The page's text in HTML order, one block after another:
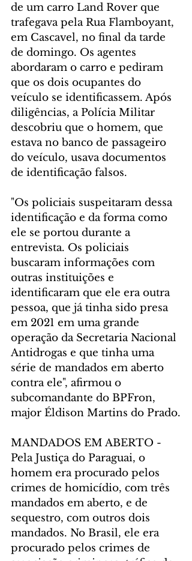
de um carro Land Rover que
trafegava pela Rua Flamboyant,
em Cascavel, no final da tarde
de domingo. Os agentes
abordaram o carro e pediram
que os dois ocupantes do
veículo se identificassem. Após
diligências, a Polícia Militar
descobriu que o homem, que
estava no banco de passageiro
do veículo, usava documentos
de identificação falsos.
"Os policiais suspeitaram dessa
identificação e da forma como
ele se portou durante a
entrevista. Os policiais
buscaram informações com
outras instituições e
identificaram que ele era outra
pessoa, que já tinha sido presa
em 2021 em uma grande
operação da Secretaria Nacional
Antidrogas e que tinha uma
série de mandados em aberto
contra ele", afirmou o
subcomandante do BPFron,
major Éldison Martins do Prado.
MANDADOS EM ABERTO -
Pela Justiça do Paraguai, o
homem era procurado pelos
crimes de homicídio, com três
mandados em aberto, e de
sequestro, com outros dois
mandados. No Brasil, ele era
procurado pelos crimes de